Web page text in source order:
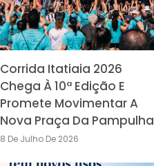
Corrida Itatiaia 2026
Chega À 10ª Edição E
Promete Movimentar A
Nova Praça Da Pampulha
8 De Julho De 2026